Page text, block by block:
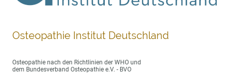
Osteopathie Institut Deutschland
Osteopathie nach den Richtlinien der WHO und
dem Bundesverband Osteopathie e.V. - BVO